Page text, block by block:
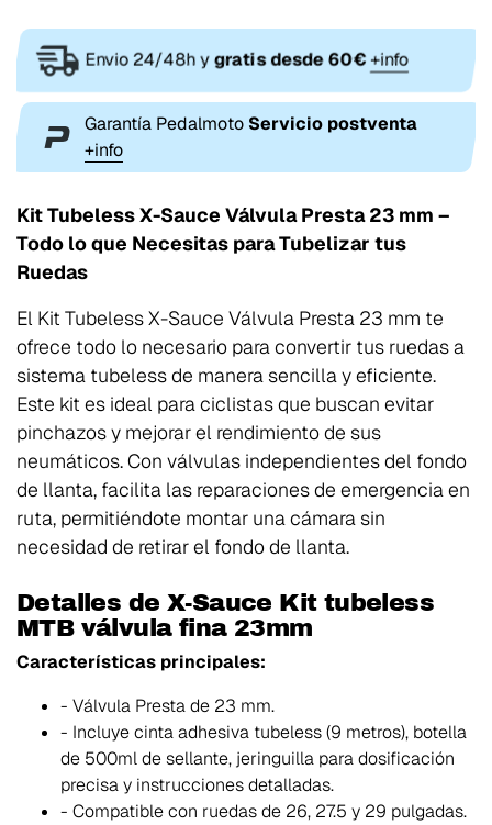
Envio 24/48h ygratis desde 60€+info
Garantía Pedalmoto Servicio postventa
+info
Kit Tubeless X-Sauce Válvula Presta 23 mm –
Todo lo que Necesitas para Tubelizar tus
Ruedas
El Kit Tubeless X-Sauce Válvula Presta 23 mm te
ofrece todo lo necesario para convertir tus ruedas a
sistema tubeless de manera sencilla y eficiente.
Este kit es ideal para ciclistas que buscan evitar
pinchazos y mejorar el rendimiento de sus
neumáticos. Con válvulas independientes del fondo
de llanta, facilita las reparaciones de emergencia en
ruta, permitiéndote montar una cámara sin
necesidad de retirar el fondo de llanta.
Detalles de X-Sauce Kit tubeless
MTB válvula fina 23mm
Características principales:
- Válvula Presta de 23 mm.
- Incluye cinta adhesiva tubeless (9 metros), botella
de 500ml de sellante, jeringuilla para dosificación
precisa y instrucciones detalladas.
- Compatible con ruedas de 26, 27.5 y 29 pulgadas.